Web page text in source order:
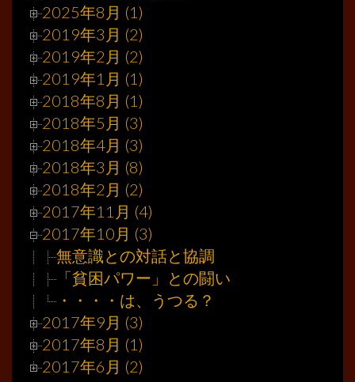
2025年8月 (1)
2019年3月 (2)
2019年2月 (2)
2019年1月 (1)
2018年8月 (1)
2018年5月 (3)
2018年4月 (3)
2018年3月 (8)
2018年2月 (2)
2017年11月 (4)
2017年10月 (3)
無意識との対話と協調
「貧困パワー」との闘い
・・・・は、うつる？
2017年9月 (3)
2017年8月 (1)
2017年6月 (2)